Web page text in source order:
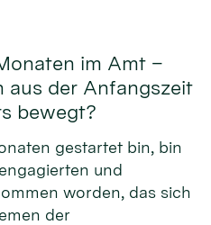
im Amt –
aus der Anfangszeit
bewegt?
gestartet bin, bin
und
worden, das sich
der